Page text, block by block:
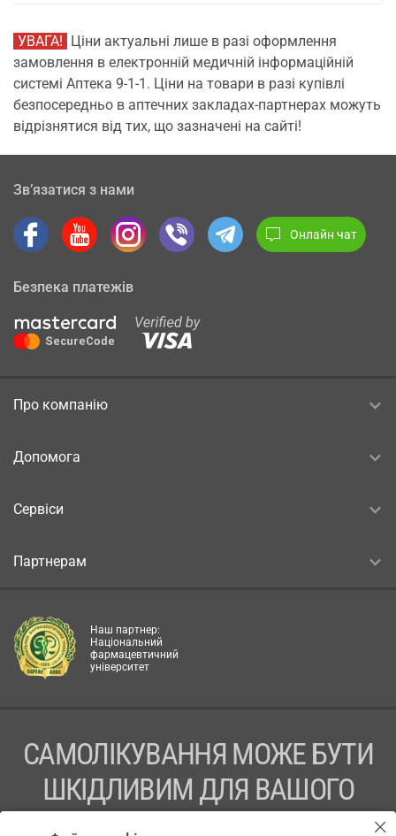
УВАГА! Ціни актуальні лише в разі оформлення
замовлення в електронній медичній інформаційній
системі Аптека 9-1-1. Ціни на товари в разі купівлі
безпосередньо в аптечних закладах-партнерах можуть
відрізнятися від тих, що зазначені на сайті!
Зв’язатися з нами
Онлайн чат
Безпека платежів
Про компанію
Допомога
Сервіси
Партнерам
Наш партнер:
Національний
фармацевтичний
університет
САМОЛІКУВАННЯ МОЖЕ БУТИ
ШКІДЛИВИМ ДЛЯ ВАШОГО